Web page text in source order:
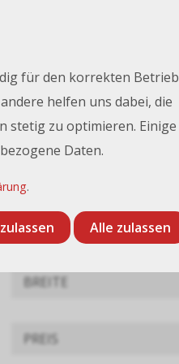
BREITE
PREIS
für den korrekten Betrieb
helfen uns dabei, die
stetig zu optimieren. Einige
Daten.
.
Alle zulassen